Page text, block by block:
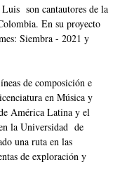
son cantautores de la
En su proyecto
Siembra - 2021 y
de composición e
en Música y
América Latina y el
la Universidad  de
una ruta en las
de exploración y